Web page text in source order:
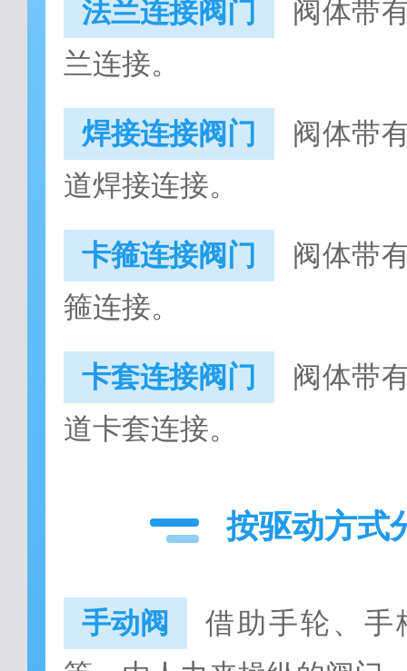
法兰连接阀门
阀体带
兰连接。
焊接连接阀门
阀体带
道焊接连接。
卡箍连接阀门
阀体带
箍连接。
卡套连接阀门
阀体带
道卡套连接。
按驱动方式
手动阀
借助手轮、手